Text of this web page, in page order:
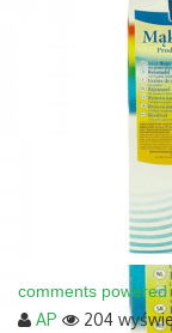
comments
AP 204